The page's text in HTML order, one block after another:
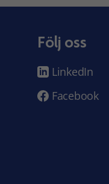
Följ oss
LinkedIn
Facebook